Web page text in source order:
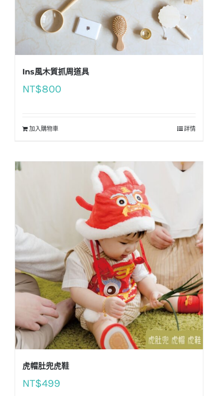
Ins風木質抓周道具
NT$800
加入購物車 詳情
虎帽肚兜虎鞋
NT$499